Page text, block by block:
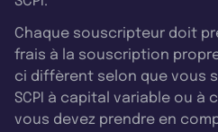
Chaque souscripteur doit
frais à la souscription
ci diffèrent selon que vous
SCPI à capital variable ou à
vous devez prendre en